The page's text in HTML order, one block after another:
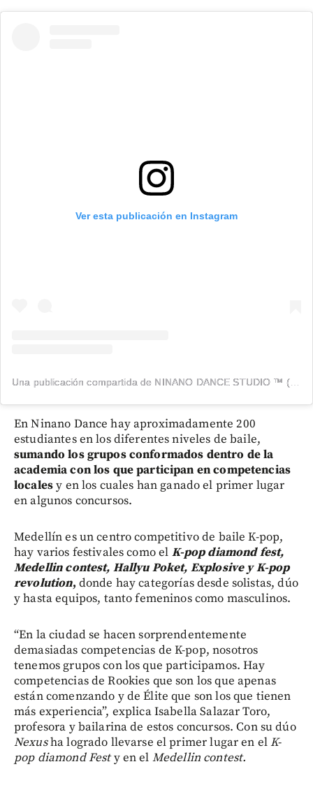
Ver esta publicación en Instagram
Una publicación compartida de NINANO DANCE STUDIO ™️ (@ninanodance)
En Ninano Dance hay aproximadamente 200
estudiantes en los diferentes niveles de baile,
sumando los grupos conformados dentro de la
academia con los que participan en competencias
localesy en los cuales han ganado el primer lugar
en algunos concursos.
Medellín es un centro competitivo de baile K-pop,
hay varios festivales como el K-pop diamond fest,
Medellin contest, Hallyu Poket, Explosive y K-pop
revolution, donde hay categorías desde solistas, dúo
y hasta equipos, tanto femeninos como masculinos.
“En la ciudad se hacen sorprendentemente
demasiadas competencias de K-pop, nosotros
tenemos grupos con los que participamos. Hay
competencias de Rookies que son los que apenas
están comenzando y de Élite que son los que tienen
más experiencia”, explica Isabella Salazar Toro,
profesora y bailarina de estos concursos. Con su dúo
Nexusha logrado llevarse el primer lugar en elK-
pop diamond Festy en el Medellin contest.